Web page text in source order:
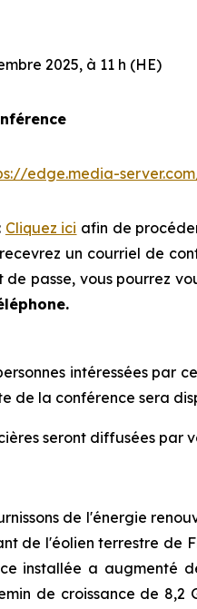
2025, à 11 h (HE)
edge.media-
Cliquez ici afin de
un courriel de
de passe, vous pourrez
intéressées par
de la conférence sera
seront diffusées par
de l'énergie
de l'éolien terrestre de
installée a augmenté
de croissance de